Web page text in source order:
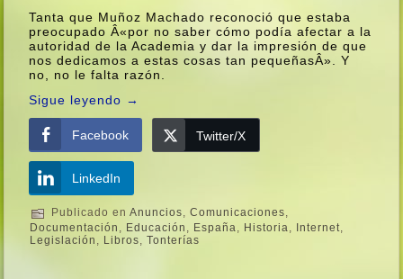
Tanta que Muñoz Machado reconoció que estaba
preocupado Â«por no saber cómo podí­a afectar a la
autoridad de la Academia y dar la impresión de que
nos dedicamos a estas cosas tan pequeñasÂ». Y
no, no le falta razón.
Sigue leyendo →
Facebook Twitter/X
LinkedIn
Publicado en Anuncios ,Comunicaciones
Documentación
Educación España Historia Internet
Legislación
Libros ,Tonterí­as